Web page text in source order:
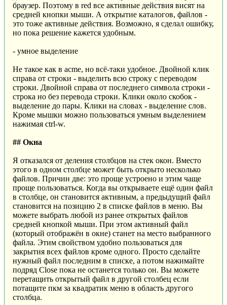
браузер. Поэтому в red все активные действия висят на
средней кнопки мыши. А открытие каталогов, файлов -
это тоже активные действия. Возможно, я сделал ошибку,
но пока решение кажется удобным.
- умное выделение
Не такое как в acme, но всё-таки удобное. Двойной клик
справа от строки - выделить всю строку с переводом
строки. Двойной справа от последнего символа строки -
строка но без перевода строки. Клики около скобок -
выделение до пары. Клики на словах - выделение слов.
Кроме мышки можно пользоваться умным выделением
нажимая ctrl-w.
## Окна
Я отказался от деления столбцов на стек окон. Вместо
этого в одном столбце может быть открыто несколько
файлов. Причин две: это проще устроено и этим чаще
проще пользоваться. Когда вы открываете ещё один файл
в столбце, он становится активным, а предыдущий файл
становится на позицию 2 в списке файлов в меню. Вы
можете выбрать любой из ранее открытых файлов
средней кнопкой мыши. При этом активный файл
(который отображён в окне) станет на место выбранного
файла. Этим свойством удобно пользоваться для
закрытия всех файлов кроме одного. Просто сделайте
нужный файл последним в списке, а потом нажимайте
подряд Close пока не останется только он. Вы можете
перетащить открытый файл в другой столбец если
потащите пкм за квадратик меню в область другого
столбца.